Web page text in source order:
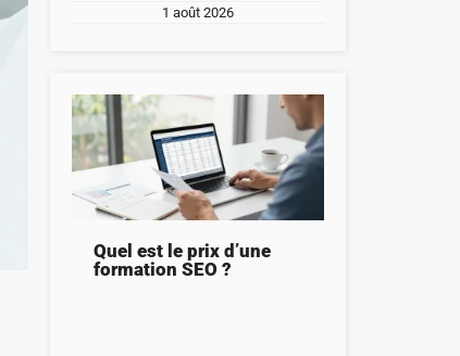
1 août 2026
Quel est le prix d’une
formation SEO ?